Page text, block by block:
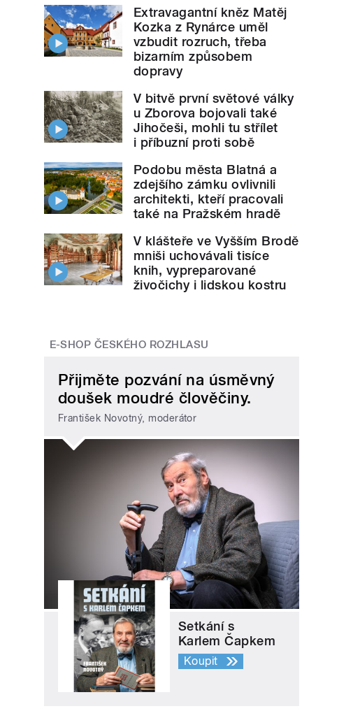
Extravagantní kněz Matěj
Kozka z Rynárce uměl
vzbudit rozruch, třeba
bizarním způsobem
dopravy
V bitvě první světové války
u Zborova bojovali také
Jihočeši, mohli tu střílet
i příbuzní proti sobě
Podobu města Blatná a
zdejšího zámku ovlivnili
architekti, kteří pracovali
také na Pražském hradě
V klášteře ve Vyšším Brodě
mniši uchovávali tisíce
knih, vypreparované
živočichy i lidskou kostru
E-SHOP ČESKÉHO ROZHLASU
Přijměte pozvání na úsměvný
doušek moudré člověčiny.
František Novotný, moderátor
Setkání s
Karlem Čapkem
Koupit